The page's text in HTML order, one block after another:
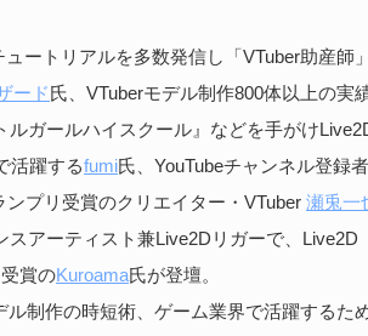
ートリアルを多数発信し「VTuber助産師
ード氏、VTuberモデル制作800体以上の実
ルガールハイスクール』などを手がけ
活躍するfumi氏、YouTubeチャンネル登録
ンプリ受賞のクリエイター・VTuber 瀬兎一
アーティスト兼Live2Dリガーで、Live2D
賞のKuroama氏が登壇。
制作の時短術、ゲーム業界で活躍するた